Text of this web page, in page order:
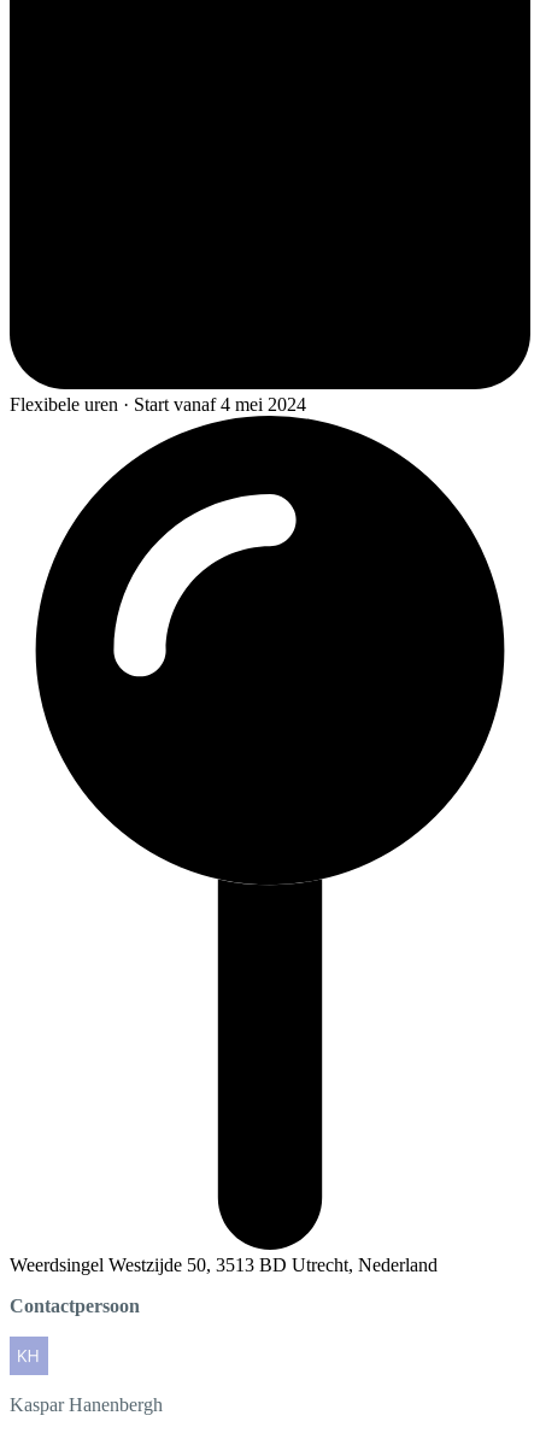
Flexibele uren · Start vanaf 4 mei 2024
Weerdsingel Westzijde 50, 3513 BD Utrecht, Nederland
Contactpersoon
Kaspar Hanenbergh